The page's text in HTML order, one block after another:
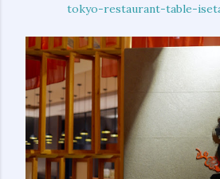
tokyo-restaurant-table-